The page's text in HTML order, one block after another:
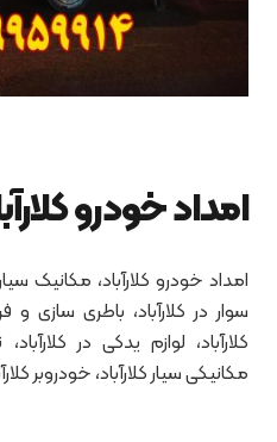
امداد خودرو
امداد خودرو کلارآباد، مکانیک
سوار در کلارآباد، باطری سازی
کلارآباد، لوازم یدکی در
مکانیکی سیار کلارآباد، خودروبر